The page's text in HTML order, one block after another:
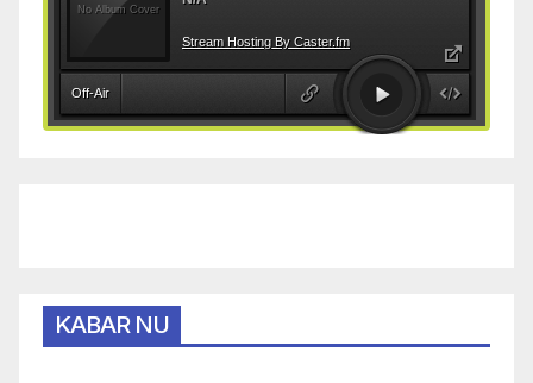
KABAR NU